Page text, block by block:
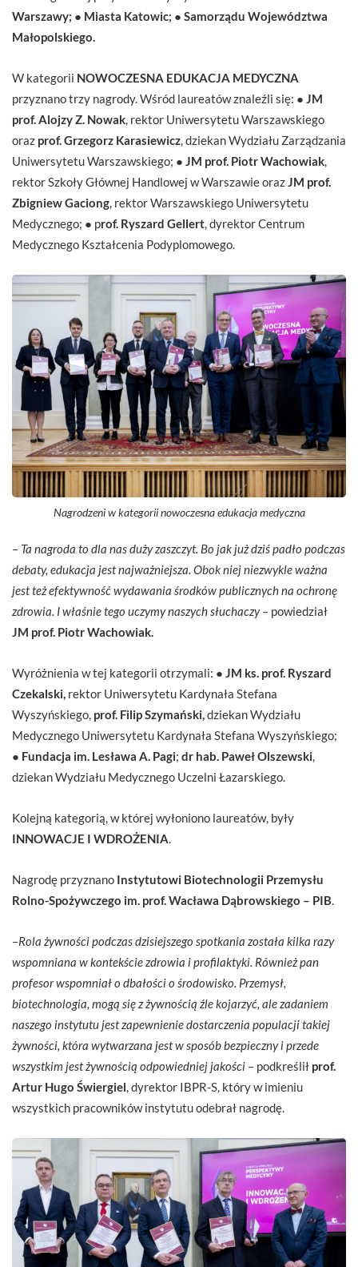
Warszawy; ● Miasta Katowic; ● Samorządu Województwa
Małopolskiego.
W kategorii NOWOCZESNA EDUKACJA MEDYCZNA
przyznano trzy nagrody. Wśród laureatów znaleźli się: ● JM
prof. Alojzy Z. Nowak , rektor Uniwersytetu Warszawskiego
oraz prof. Grzegorz Karasiewicz , dziekan Wydziału Zarządzania
Uniwersytetu Warszawskiego; ● JM prof. Piotr Wachowiak
rektor Szkoły Głównej Handlowej w Warszawie oraz JM prof.
Zbigniew Gaciong , rektor Warszawskiego Uniwersytetu
Medycznego; ● prof. Ryszard Gellert , dyrektor Centrum
Medycznego Kształcenia Podyplomowego.
Nagrodzeni w kategorii nowoczesna edukacja medyczna
– Ta nagroda to dla nas duży zaszczyt. Bo jak już dziś padło podczas
debaty, edukacja jest najważniejsza. Obok niej niezwykle ważna
jest też efektywność wydawania środków publicznych na ochronę
zdrowia. I właśnie tego uczymy naszych słuchaczy– powiedział
JM prof. Piotr Wachowiak.
Wyróżnienia w tej kategorii otrzymali: ● JM ks. prof. Ryszard
Czekalski, rektor Uniwersytetu Kardynała Stefana
Wyszyńskiego, prof. Filip Szymański,dziekan Wydziału
Medycznego Uniwersytetu Kardynała Stefana Wyszyńskiego;
● Fundacja im. Lesława A. Pagi; dr hab. Paweł Olszewski,
dziekan Wydziału Medycznego Uczelni Łazarskiego.
Kolejną kategorią, w której wyłoniono laureatów, były
INNOWACJE I WDROŻENIA.
Nagrodę przyznano Instytutowi Biotechnologii Przemysłu
Rolno-Spożywczego im. prof. Wacława Dąbrowskiego – PIB.
–Rola żywności podczas dzisiejszego spotkania została kilka razy
wspomniana w kontekście zdrowia i profilaktyki. Również pan
profesor wspomniał o dbałości o środowisko. Przemysł,
biotechnologia, mogą się z żywnością źle kojarzyć, ale zadaniem
naszego instytutu jest zapewnienie dostarczenia populacji takiej
żywności, która wytwarzana jest w sposób bezpieczny i przede
wszystkim jest żywnością odpowiedniej jakości – podkreślił prof.
Artur Hugo Świergiel, dyrektor IBPR-S, który w imieniu
wszystkich pracowników instytutu odebrał nagrodę.